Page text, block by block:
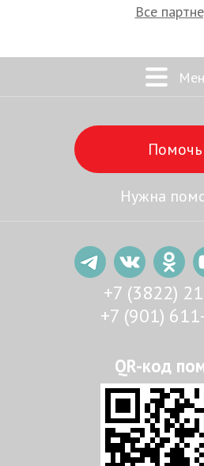
Все
Нужна
+7 (3822)
+7 (901)